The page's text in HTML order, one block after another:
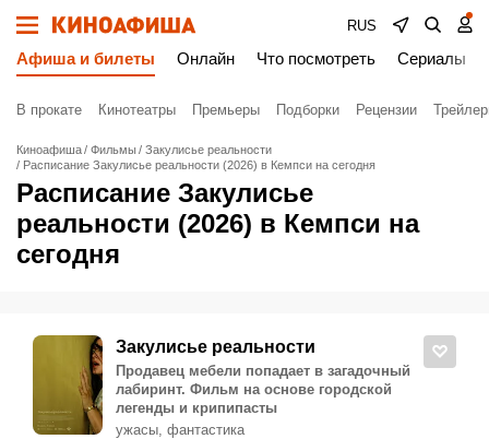
RUS
Афиша и билеты Онлайн Что посмотреть Сериалы
В прокате Кинотеатры Премьеры Подборки Рецензии
Киноафиша Фильмы
Закулисье реальности
Расписание Закулисье реальности (2026) в Кемпси на сегодня
Расписание Закулисье
реальности (2026) в Кемпси на
сегодня
Закулисье реальности
Продавец мебели попадает в загадочный
лабиринт. Фильм на основе городской
легенды и крипипасты
ужасы, фантастика